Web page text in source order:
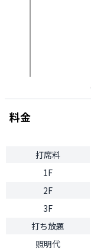
料金
打席料
1F
2F
3F
打ち放題
照明代